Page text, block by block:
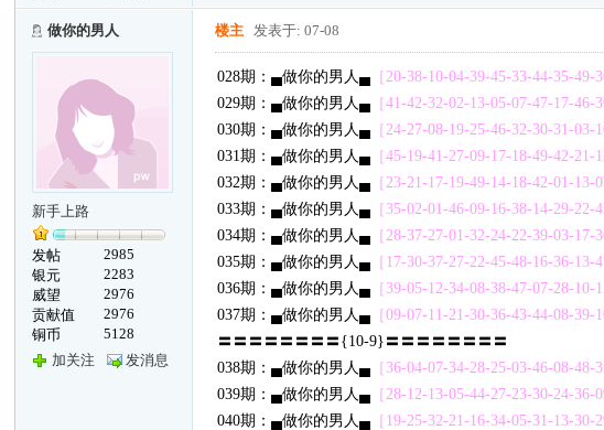
做你的男人
新手上路
发帖
2985
银元
2283
威望
2976
贡献值
2976
铜币
5128
加关注
发消息
楼主 发表于: 07-08
028期：▄做你的男人▄ ［20-38-10-04-39-45-33-44-35-
029期：▄做你的男人▄ ［41-42-32-02-13-05-07-47-17-
030期：▄做你的男人▄ ［24-27-08-19-25-46-32-30-31-
031期：▄做你的男人▄ ［45-19-41-27-09-17-18-49-42-
032期：▄做你的男人▄ ［23-21-17-19-49-14-18-42-01-
033期：▄做你的男人▄ ［35-02-01-46-09-16-38-14-29-
034期：▄做你的男人▄ ［28-37-27-01-32-24-22-39-03-
035期：▄做你的男人▄ ［17-30-37-27-22-45-48-16-36-
036期：▄做你的男人▄ ［39-05-12-34-08-38-47-07-28-
037期：▄做你的男人▄ ［09-07-11-21-30-36-43-44-08-
〓〓〓〓〓〓〓〓{10-9}〓〓〓〓〓〓〓〓
038期：▄做你的男人▄ ［36-04-07-34-28-25-03-46-08-
039期：▄做你的男人▄ ［28-12-13-05-44-27-23-30-24-
040期：▄做你的男人▄ ［19-25-32-21-16-34-05-31-13-